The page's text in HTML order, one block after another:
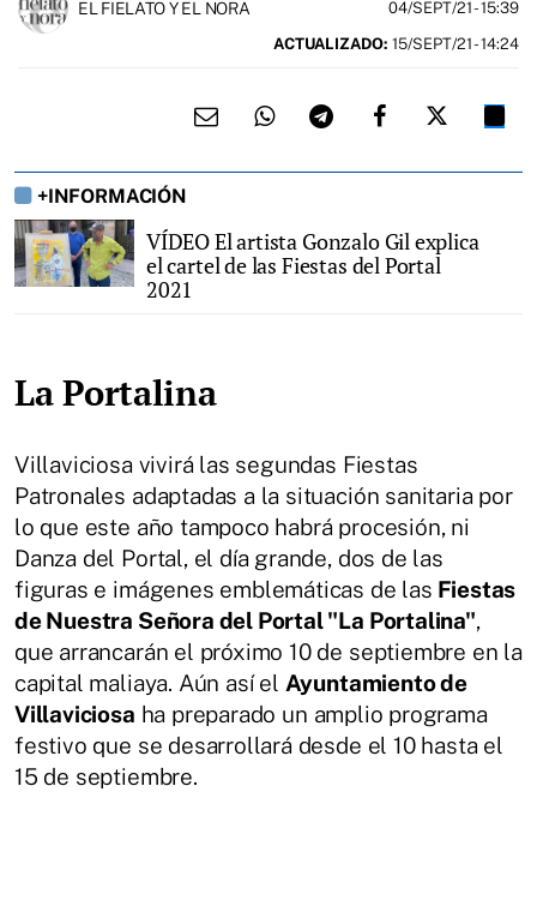
EL FIELATO Y EL NORA 04/SEPT/21- 15:39
ACTUALIZADO: 15/SEPT/21 - 14:24
+INFORMACIÓN
VÍDEO El artista Gonzalo Gil explica
el cartel de las Fiestas del Portal
2021
La Portalina
Villaviciosa vivirá las segundas Fiestas
Patronales adaptadas a la situación sanitaria por
lo que este año tampoco habrá procesión, ni
Danza del Portal, el día grande, dos de las
figuras e imágenes emblemáticas de las Fiestas
de Nuestra Señora del Portal "La Portalina",
que arrancarán el próximo 10 de septiembre en la
capital maliaya. Aún así el Ayuntamiento de
Villaviciosa ha preparado un amplio programa
festivo que se desarrollará desde el 10 hasta el
15 de septiembre.